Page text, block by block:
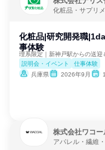
化粧品・サプリ
化粧品|研究開発職
事体験
理系限定｜新神戸駅からの送迎
説明会・イベント
仕事体験
兵庫県
2026年9月
株式会社ワコー
アパレル・繊維